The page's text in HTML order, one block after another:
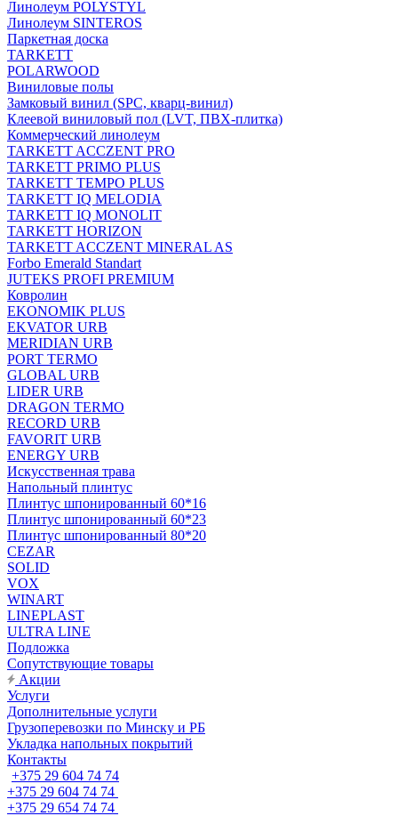
Линолеум POLYSTYL
Линолеум SINTEROS
Паркетная доска
TARKETT
POLARWOOD
Виниловые полы
Замковый винил (SPC, кварц-винил)
Клеевой виниловый пол (LVT, ПВХ-плитка)
Коммерческий линолеум
TARKETT ACCZENT PRO
TARKETT PRIMO PLUS
TARKETT TEMPO PLUS
TARKETT IQ MELODIA
TARKETT IQ MONOLIT
TARKETT HORIZON
TARKETT ACCZENT MINERAL AS
Forbo Emerald Standart
JUTEKS PROFI PREMIUM
Ковролин
EKONOMIK PLUS
EKVATOR URB
MERIDIAN URB
PORT TERMO
GLOBAL URB
LIDER URB
DRAGON TERMO
RECORD URB
FAVORIT URB
ENERGY URB
Искусственная трава
Напольный плинтус
Плинтус шпонированный 60*16
Плинтус шпонированный 60*23
Плинтус шпонированный 80*20
CEZAR
SOLID
VOX
WINART
LINEPLAST
ULTRA LINE
Подложка
Сопутствующие товары
Акции
Услуги
Дополнительные услуги
Грузоперевозки по Минску и РБ
Укладка напольных покрытий
Контакты
+375 29 604 74 74
+375 29 604 74 74
+375 29 654 74 74